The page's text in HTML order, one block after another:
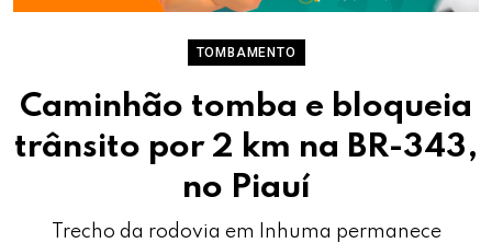
TOMBAMENTO
Caminhão tomba e bloqueia
trânsito por 2 km na BR-343,
no Piauí
Trecho da rodovia em Inhuma permanece